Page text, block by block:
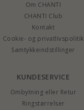
Om CHANTI
CHANTI Club
Kontakt
Cookie- og privatlivspolitik
Samtykkeindstillinger
KUNDESERVICE
Ombytning eller Retur
Ringstørrelser